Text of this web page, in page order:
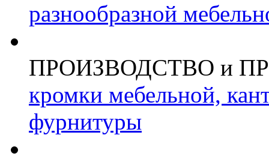
разнообразной
ПРОИЗВОДСТВО и
кромки мебельной,
фурнитуры